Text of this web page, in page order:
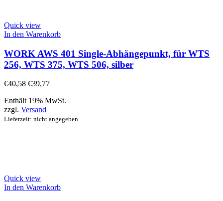
Quick view
In den Warenkorb
WORK AWS 401 Single-Abhängepunkt, für WTS
256, WTS 375, WTS 506, silber
€40,58 €39,77
Enthält 19% MwSt.
zzgl. Versand
Lieferzeit: nicht angegeben
Quick view
In den Warenkorb